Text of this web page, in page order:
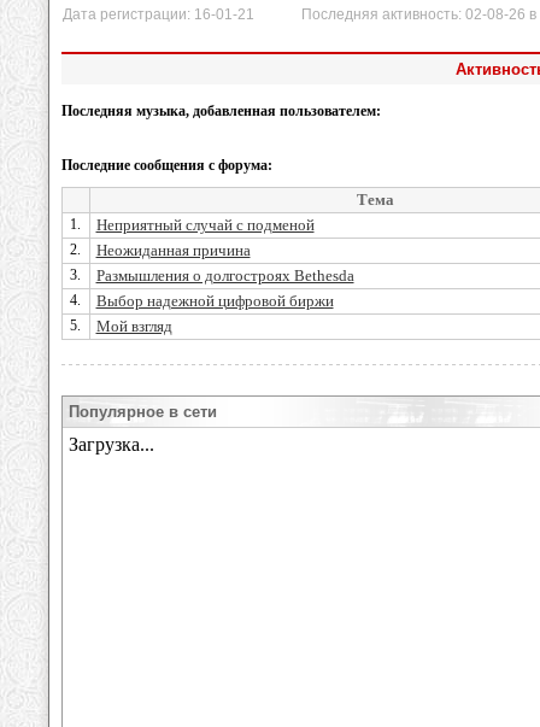
Дата регистрации: 16-01-21 Последняя активность: 02-08-26 в
Последняя музыка, добавленная пользователем:
Последние сообщения с форума:
Тема
1. Неприятный случай с подменой
2. Неожиданная причина
3. Размышления о долгостроях Bethesda
4. Выбор надежной цифровой биржи
5. Мой взгляд
Популярное в сети